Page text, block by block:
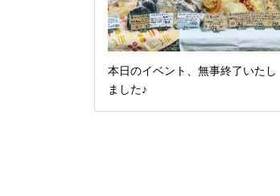
本日のイベント、無事終了いたし
ました♪